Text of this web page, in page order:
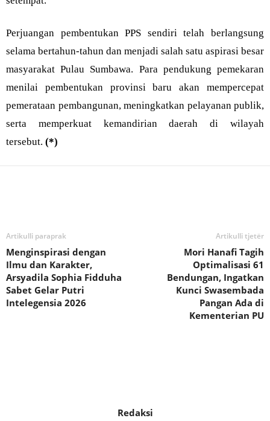
Perjuangan pembentukan PPS sendiri telah berlangsung
selama bertahun-tahun dan menjadi salah satu aspirasi besar
masyarakat Pulau Sumbawa. Para pendukung pemekaran
menilai pembentukan provinsi baru akan mempercepat
pemerataan pembangunan, meningkatkan pelayanan publik,
serta memperkuat kemandirian daerah di wilayah
tersebut. (*)
Artikulli paraprak
Menginspirasi dengan
Ilmu dan Karakter,
Arsyadila Sophia Fidduha
Sabet Gelar Putri
Intelegensia 2026
Artikulli tjetër
Mori Hanafi Tagih
Optimalisasi 61
Bendungan, Ingatkan
Kunci Swasembada
Pangan Ada di
Kementerian PU
Redaksi